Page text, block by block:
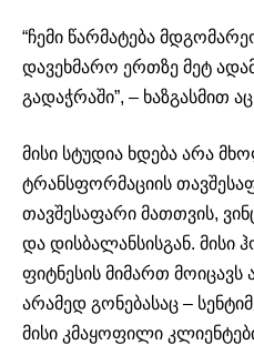
“ჩემი წარმატება
დავეხმარო ერთზე მეტ
გადაჭრაში”, – ხაზგასმით
მისი სტუდია ხდება არა
ტრანსფორმაციის
თავშესაფარი მათთვის,
და დისბალანსისგან. მისი
ფიტნესის მიმართ
არამედ გონებასაც –
მისი კმაყოფილი